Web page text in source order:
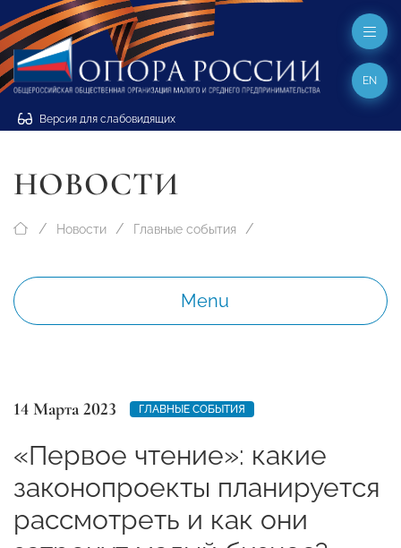
Версия для слабовидящих
EN
НОВОСТИ
Новости Главные события
Menu
14 Марта 2023 ГЛАВНЫЕ СОБЫТИЯ
«Первое чтение»: какие
законопроекты планируется
рассмотреть и как они